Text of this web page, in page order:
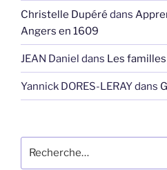
Christelle Dupéré dans
Angers en 1609
JEAN Daniel dans Les familles
Yannick DORES-LERAYdans
pour